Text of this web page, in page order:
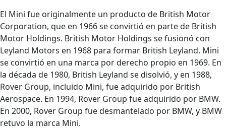
El Mini fue originalmente un producto de British Motor
Corporation, que en 1966 se convirtió en parte de British
Motor Holdings. British Motor Holdings se fusionó con
Leyland Motors en 1968 para formar British Leyland. Mini
se convirtió en una marca por derecho propio en 1969. En
la década de 1980, British Leyland se disolvió, y en 1988,
Rover Group, incluido Mini, fue adquirido por British
Aerospace. En 1994, Rover Group fue adquirido por BMW.
En 2000, Rover Group fue desmantelado por BMW, y BMW
retuvo la marca Mini.